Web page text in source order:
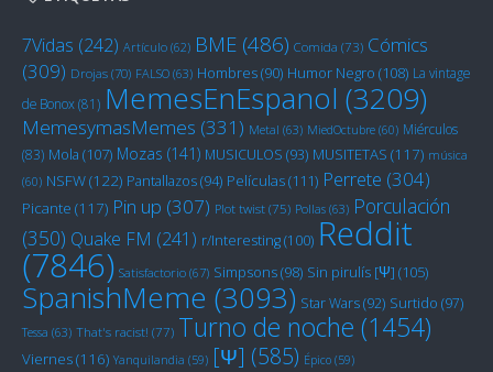
7Vidas (242) Artículo (62) BME (486) Comida (73) Cómics
(309) Drojas (70) FALSO (63) Hombres(90) Humor Negro (108) La vintage
de Bonox(81) MemesEnEspanol (3209)
MemesymasMemes (331) Metal (63) MiedOctubre (60) Miérculos
(83) Mola (107) Mozas (141) MUSICULOS (93) MUSITETAS (117) música
(60) NSFW(122) Pantallazos(94) Películas(111) Perrete (304)
Picante (117) Pin up (307) Plot twist (75) Pollas (63) Porculación
(350) Quake FM (241) r/Interesting(100) Reddit
(7846) Satisfactorio (67) Simpsons(98) Sin pirulís [Ψ] (105)
SpanishMeme (3093) Star Wars(92) Surtido (97)
Tessa (63) That's racist! (77) Turno de noche (1454)
Viernes(116) Yanquilandia (59) [Ψ] (585) Épico (59)